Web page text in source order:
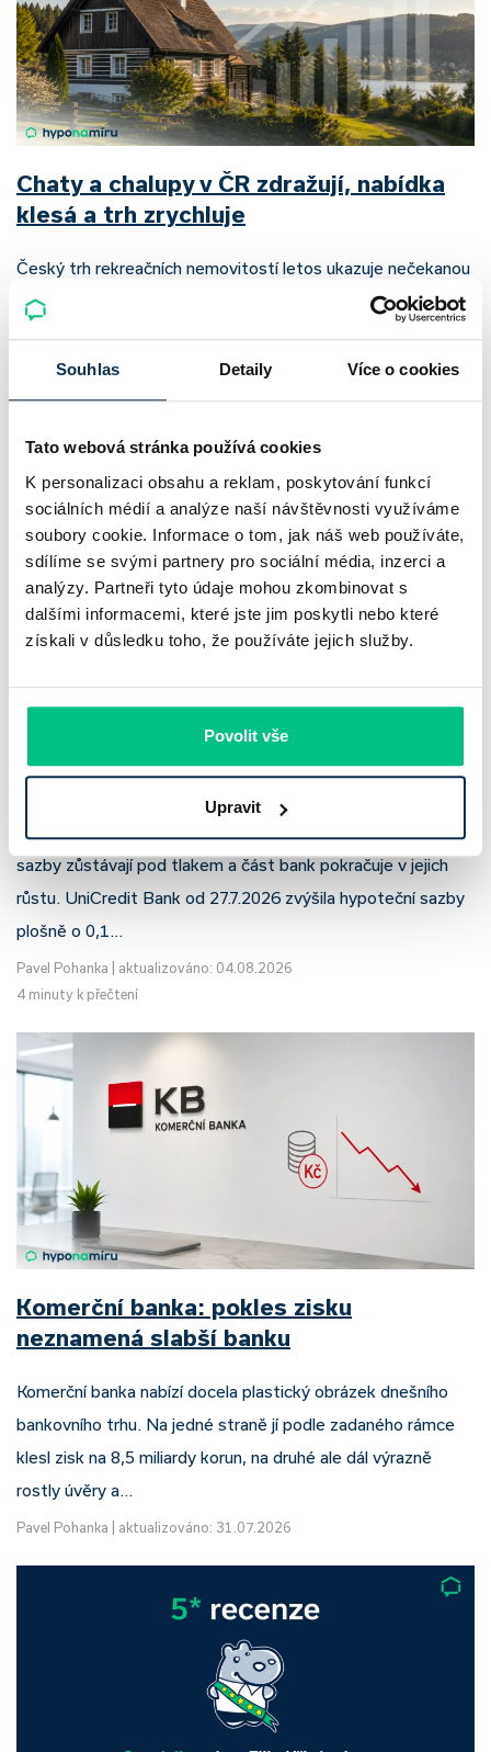
Souhlas Detaily Více o cookies
Tato webová stránka používá cookies
K personalizaci obsahu a reklam, poskytování funkcí
sociálních médií a analýze naší návštěvnosti využíváme
soubory cookie. Informace o tom, jak náš web používáte,
sdílíme se svými partnery pro sociální média, inzerci a
analýzy. Partneři tyto údaje mohou zkombinovat s
dalšími informacemi, které jste jim poskytli nebo které
získali v důsledku toho, že používáte jejich služby.
Povolit vše
Upravit
Chaty a chalupy v ČR zdražují, nabídka
klesá a trh zrychluje
Český trh rekreačních nemovitostí letos ukazuje nečekanou
odolnost. Chaty a chalupy podle čerstvých dat za poslední
a prodejní tempo…
Pavel Pohanka|aktualizováno: 04.08.2026
UniCredit Bank od 27.7.2026 zdražuje
hypotéky, zatímco Raiffeisenbank
prodloužila slevu do 6.9.2026
Český hypoteční trh na konci července 2026 potvrzuje, že
sazby zůstávají pod tlakem a část bank pokračuje v jejich
růstu. UniCredit Bank od 27.7.2026 zvýšila hypoteční sazby
plošně o 0,1…
Pavel Pohanka
aktualizováno: 04.08.2026
4 minuty k přečtení
Komerční banka: pokles zisku
neznamená slabší banku
Komerční banka nabízí docela plastický obrázek dnešního
bankovního trhu. Na jedné straně jí podle zadaného rámce
klesl zisk na 8,5 miliardy korun, na druhé ale dál výrazně
rostly úvěry a…
Pavel Pohanka aktualizováno: 31.07.2026